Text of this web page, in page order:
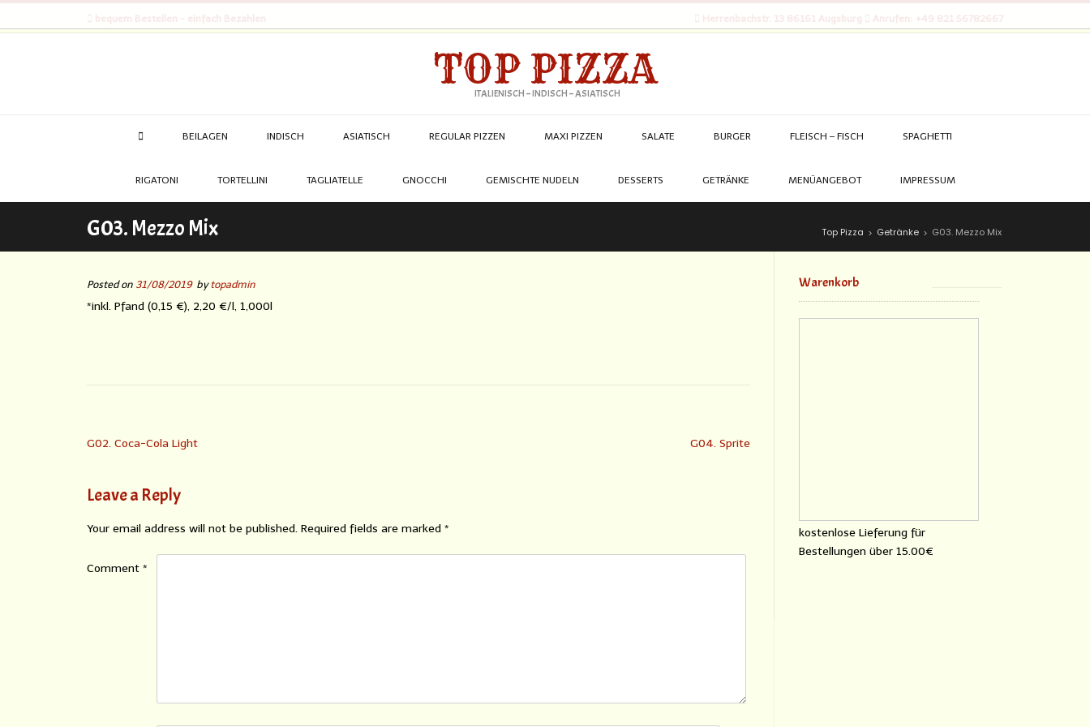
TOP PIZZA
ITALIENISCH – INDISCH – ASIATISCH
BEILAGEN INDISCH ASIATISCH REGULAR PIZZEN MAXI PIZZEN SALATE BURGER FLEISCH – FISCH SPAGHETTI
RIGATONI TORTELLINI TAGLIATELLE GNOCCHI GEMISCHTE NUDELN DESSERTS GETRÄNKE MENÜANGEBOT IMPRESSUM
G03. Mezzo Mix Top Pizza > Getränke > G03. Mezzo Mix
Posted on 31/08/2019 by topadmin
*inkl. Pfand (0,15 €), 2,20 €/l, 1,000l
G02. Coca-Cola Light G04. Sprite
Leave a Reply
Your email address will not be published. Required fields are marked *
Comment *
Warenkorb
kostenlose Lieferung für
Bestellungen über 15.00€